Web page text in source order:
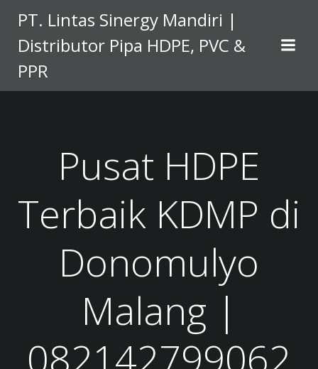
to
content
PT. Lintas Sinergy Mandiri |
Distributor Pipa HDPE, PVC &
PPR
Pusat HDPE
Terbaik KDMP di
Donomulyo
Malang |
082142799062